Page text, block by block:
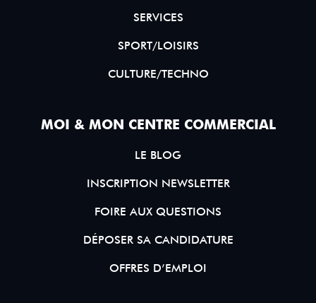
SERVICES
SPORT/LOISIRS
CULTURE/TECHNO
MOI & MON CENTRE COMMERCIAL
LE BLOG
INSCRIPTION NEWSLETTER
FOIRE AUX QUESTIONS
DÉPOSER SA CANDIDATURE
OFFRES D’EMPLOI